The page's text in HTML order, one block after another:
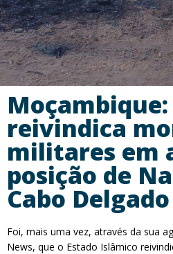
Moçambique:
reivindica
militares em
posição de
Cabo Delgado
Foi, mais uma vez, através da sua
News, que o Estado Islâmico